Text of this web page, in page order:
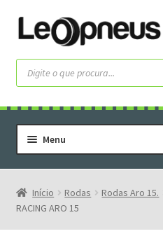
Pular
para
navegação
Pular
para
o
conteúdo
Pesquisar
produtos
Menu
Home
Serviços
Rodas
Início Rodas Rodas Aro 15.
RACING ARO 15